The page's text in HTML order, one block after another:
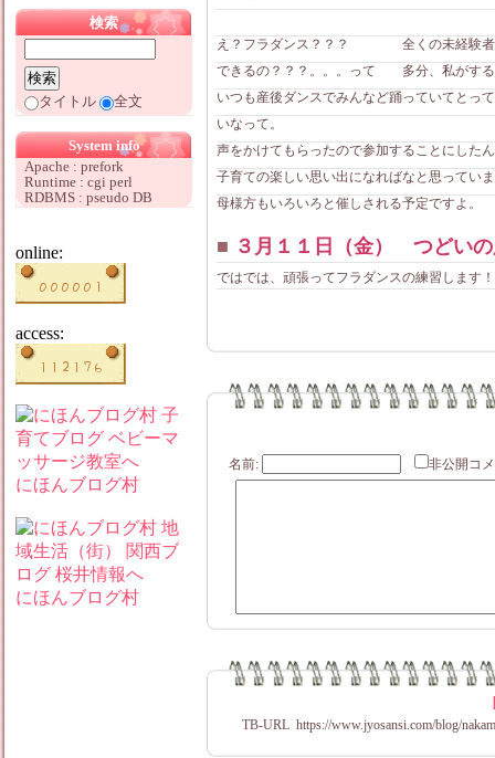
え？フラダンス？？？ 全くの未経験者
できるの？？？。。。って 多分、私がする
いつも産後ダンスでみんなど踊っていてとっ
いなって。
声をかけてもらったので参加することにした
子育ての楽しい思い出になればなと思ってい
母様方もいろいろと催しされる予定ですよ。
■ ３月１１日（金） つどい
ではでは、頑張ってフラダンスの練習します
名前: 非公開
TB-URL https://www.jyosansi.com/blog/
検索
タイトル 全文
System info
Apache : prefork
Runtime : cgi perl
RDBMS : pseudo DB
online:
access:
にほんブログ村
にほんブログ村